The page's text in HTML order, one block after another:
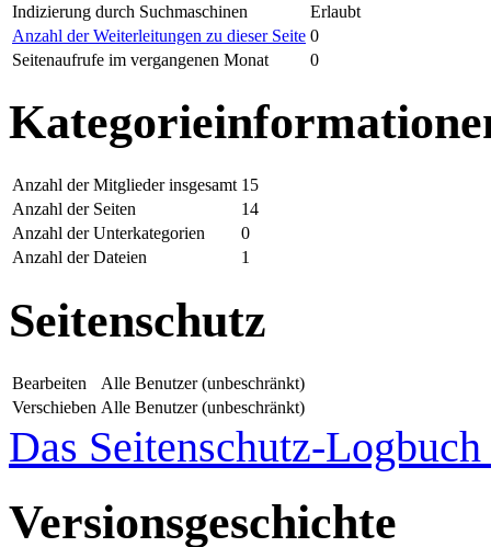
Indizierung durch Suchmaschinen
Erlaubt
Anzahl der Weiterleitungen zu dieser Seite 0
Seitenaufrufe im vergangenen Monat
0
Anzahl der Mitglieder insgesamt 15
Anzahl der Seiten
14
Anzahl der Unterkategorien
0
Anzahl der Dateien
1
Seitenschutz
Bearbeiten
Alle Benutzer (unbeschränkt)
Verschieben Alle Benutzer (unbeschränkt)
Das Seitenschutz-
Versionsgeschichte